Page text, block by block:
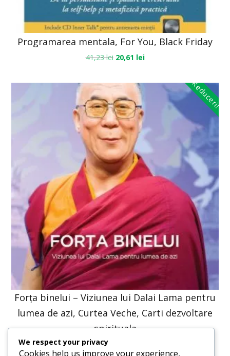
Programarea mentala, For You, Black Friday
41,23lei 20,61 lei
Reduceri!
Forța binelui – Viziunea lui Dalai Lama pentru
lumea de azi, Curtea Veche, Carti dezvoltare
spirituala
47,57lei
We respect your privacy
Cookies help us improve your experience,